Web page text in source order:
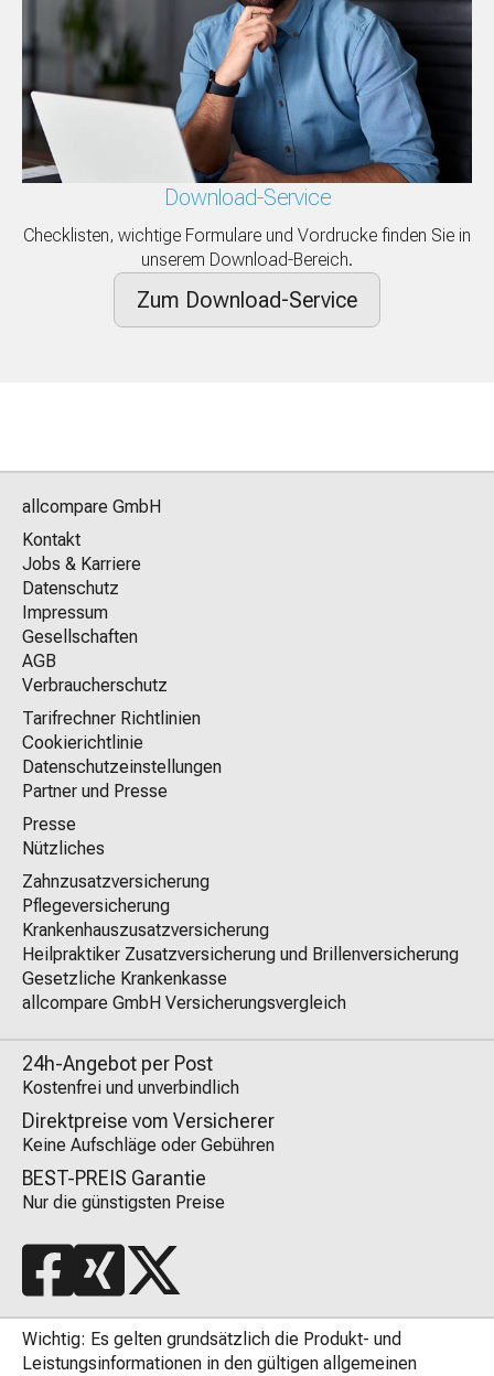
Download-Service
Checklisten, wichtige Formulare und Vordrucke finden Sie in
unserem Download-Bereich.
Zum Download-Service
allcompare GmbH
Kontakt
Jobs & Karriere
Datenschutz
Impressum
Gesellschaften
AGB
Verbraucherschutz
Tarifrechner Richtlinien
Cookierichtlinie
Datenschutzeinstellungen
Partner und Presse
Presse
Nützliches
Zahnzusatzversicherung
Pflegeversicherung
Krankenhauszusatzversicherung
Heilpraktiker Zusatzversicherung und Brillenversicherung
Gesetzliche Krankenkasse
allcompare GmbH Versicherungsvergleich
24h-Angebot per Post
Kostenfrei und unverbindlich
Direktpreise vom Versicherer
Keine Aufschläge oder Gebühren
BEST-PREIS Garantie
Nur die günstigsten Preise
Wichtig: Es gelten grundsätzlich die Produkt- und
Leistungsinformationen in den gültigen allgemeinen